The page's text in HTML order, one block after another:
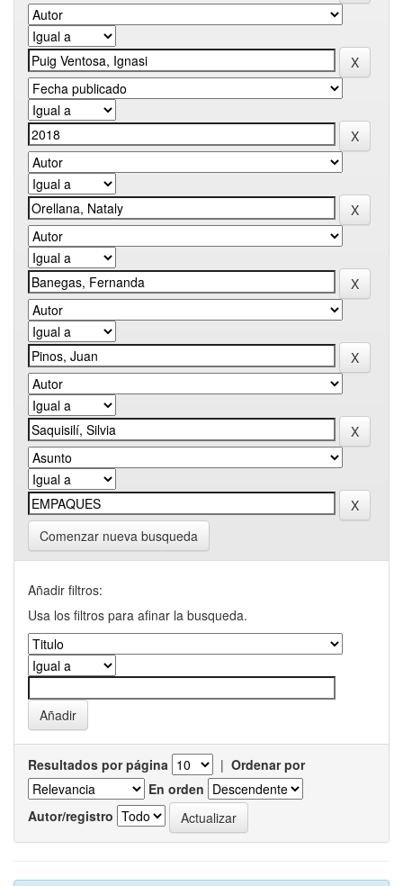
Comenzar nueva busqueda
Añadir filtros:
Usa los filtros para afinar la busqueda.
Resultados por página | Ordenar por
En orden
Autor/registro